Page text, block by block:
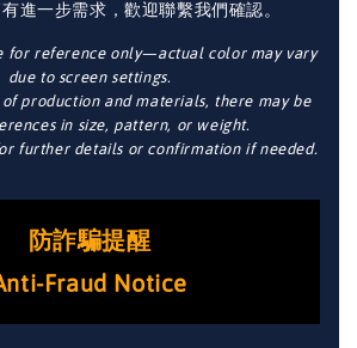
進一步需求，歡迎聯繫我們確認。
for reference only—actual color may vary
due to screen settings.
production and materials, there may be
in size, pattern, or weight.
further details or confirmation if needed.
防詐騙提醒
Fraud Notice